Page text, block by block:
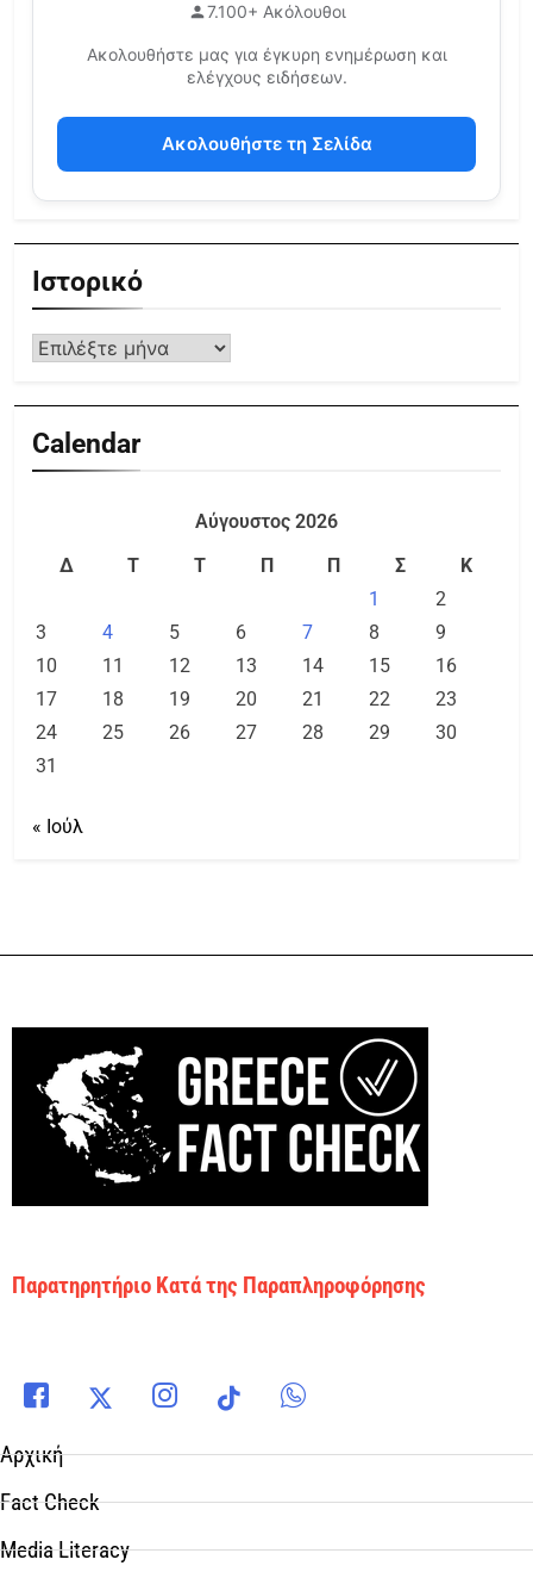
7.100+ Ακόλουθοι
Ακολουθήστε μας για έγκυρη ενημέρωση και
ελέγχους ειδήσεων.
Ακολουθήστε τη Σελίδα
Ιστορικό
Calendar
Αύγουστος 2026
Δ
Τ Τ Π Π Σ
Κ
1
2
3
4 5 6 7 8
9
10
11 12 13 14 15
16
17
18 19 20 21 22
23
24
25 26 27 28 29
30
31
« Ιούλ
Παρατηρητήριο Κατά της Παραπληροφόρησης
Αρχική
Fact Check
Media Literacy